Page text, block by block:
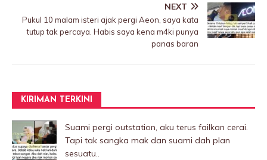
NEXT
PukuI 10 malam isteri ajak pergi Aeon, saya kata
tutup tak percaya. Habis saya kena m4ki punya
panas baran
KIRIMAN TERKINI
Suami pergi outstation, aku terus failkan cerai.
Tapi tak sangka mak dan suami dah plan
sesuatu..